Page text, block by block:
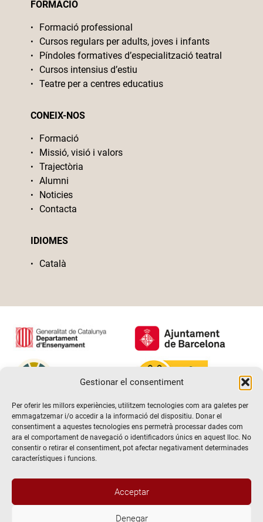
Gestionar el consentiment
Per oferir les millors experiències, utilitzem tecnologies com ara galetes per
emmagatzemar i/o accedir a la informació del dispositiu. Donar el
consentiment a aquestes tecnologies ens permetrà processar dades com
ara el comportament de navegació o identificadors únics en aquest lloc. No
consentir o retirar el consentiment, pot afectar negativament determinades
característiques i funcions.
Acceptar
Denegar
FORMACIÓ
Formació professional
Cursos regulars per adults, joves i infants
Píndoles formatives d’especialització teatral
Cursos intensius d’estiu
Teatre per a centres educatius
CONEIX-NOS
Formació
Missió, visió i valors
Trajectòria
Alumni
Noticies
Contacta
IDIOMES
Català